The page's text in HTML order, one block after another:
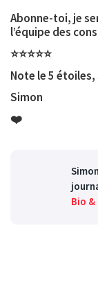
Abonne-toi, je
l’équipe des
⭐️⭐️⭐️⭐️⭐️
Note le 5
Simon
❤️
Bio